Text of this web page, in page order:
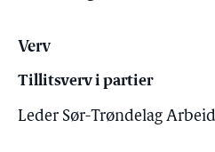
Verv
Tillitsverv i partier
Leder Sør-Trøndelag